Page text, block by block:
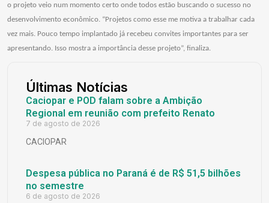
o projeto veio num momento certo onde todos estão buscando o sucesso no
desenvolvimento econômico. “Projetos como esse me motiva a trabalhar cada
vez mais. Pouco tempo implantado já recebeu convites importantes para ser
apresentando. Isso mostra a importância desse projeto”, finaliza.
Últimas Notícias
Caciopar e POD falam sobre a Ambição
Regional em reunião com prefeito Renato
7 de agosto de 2026
CACIOPAR
Despesa pública no Paraná é de R$ 51,5 bilhões
no semestre
6 de agosto de 2026